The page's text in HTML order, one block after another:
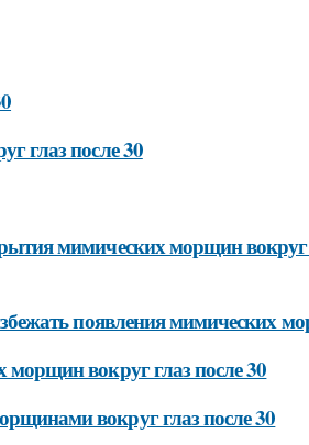
глаз после 30
мимических морщин вокруг
появления мимических
вокруг глаз после 30
вокруг глаз после 30